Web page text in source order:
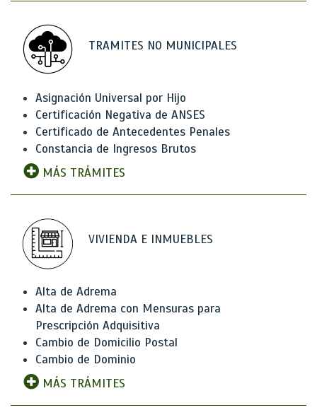
TRAMITES NO MUNICIPALES
Asignación Universal por Hijo
Certificación Negativa de ANSES
Certificado de Antecedentes Penales
Constancia de Ingresos Brutos
MÁS TRÁMITES
VIVIENDA E INMUEBLES
Alta de Adrema
Alta de Adrema con Mensuras para
Prescripción Adquisitiva
Cambio de Domicilio Postal
Cambio de Dominio
MÁS TRÁMITES